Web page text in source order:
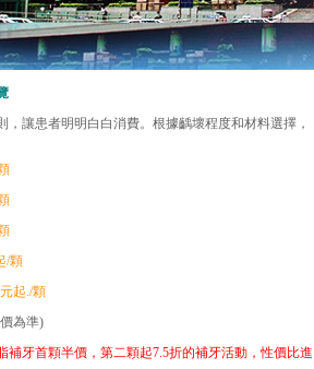
讓患者明明白白消費。根據齲壞程度和材料選擇，
/顆
起./顆
為準)
牙首顆半價，第二顆起7.5折的補牙活動，性價比進